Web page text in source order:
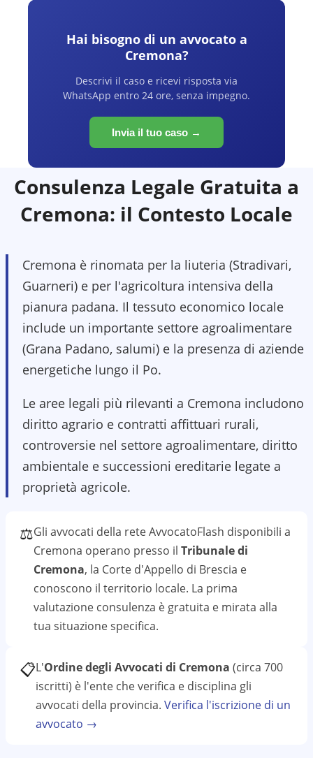
Hai bisogno di un avvocato a
Cremona?
Descrivi il caso e ricevi risposta via
WhatsApp entro 24 ore, senza impegno.
Invia il tuo caso →
Consulenza Legale Gratuita a
Cremona: il Contesto Locale
Cremona è rinomata per la liuteria (Stradivari,
Guarneri) e per l'agricoltura intensiva della
pianura padana. Il tessuto economico locale
include un importante settore agroalimentare
(Grana Padano, salumi) e la presenza di aziende
energetiche lungo il Po.
Le aree legali più rilevanti a Cremona includono
diritto agrario e contratti affittuari rurali,
controversie nel settore agroalimentare, diritto
ambientale e successioni ereditarie legate a
proprietà agricole.
⚖️Gli avvocati della rete AvvocatoFlash disponibili a
Cremona operano presso il Tribunale di
Cremona, la Corte d'Appello di Brescia e
conoscono il territorio locale. La prima
valutazione consulenza è gratuita e mirata alla
tua situazione specifica.
📋L'Ordine degli Avvocati di Cremona (circa 700
iscritti) è l'ente che verifica e disciplina gli
avvocati della provincia. Verifica l'iscrizione di un
avvocato →